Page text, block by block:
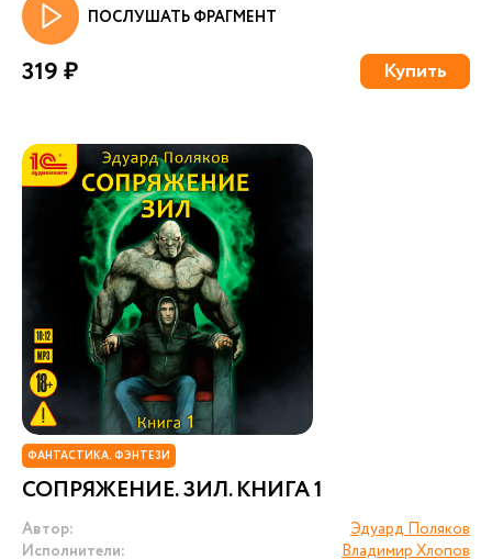
ПОСЛУШАТЬ ФРАГМЕНТ
319 ₽ Купить
ФАНТАСТИКА. ФЭНТЕЗИ
СОПРЯЖЕНИЕ. ЗИЛ. КНИГА 1
Автор:
Эдуард Поляков
Исполнители:
Владимир Хлопов